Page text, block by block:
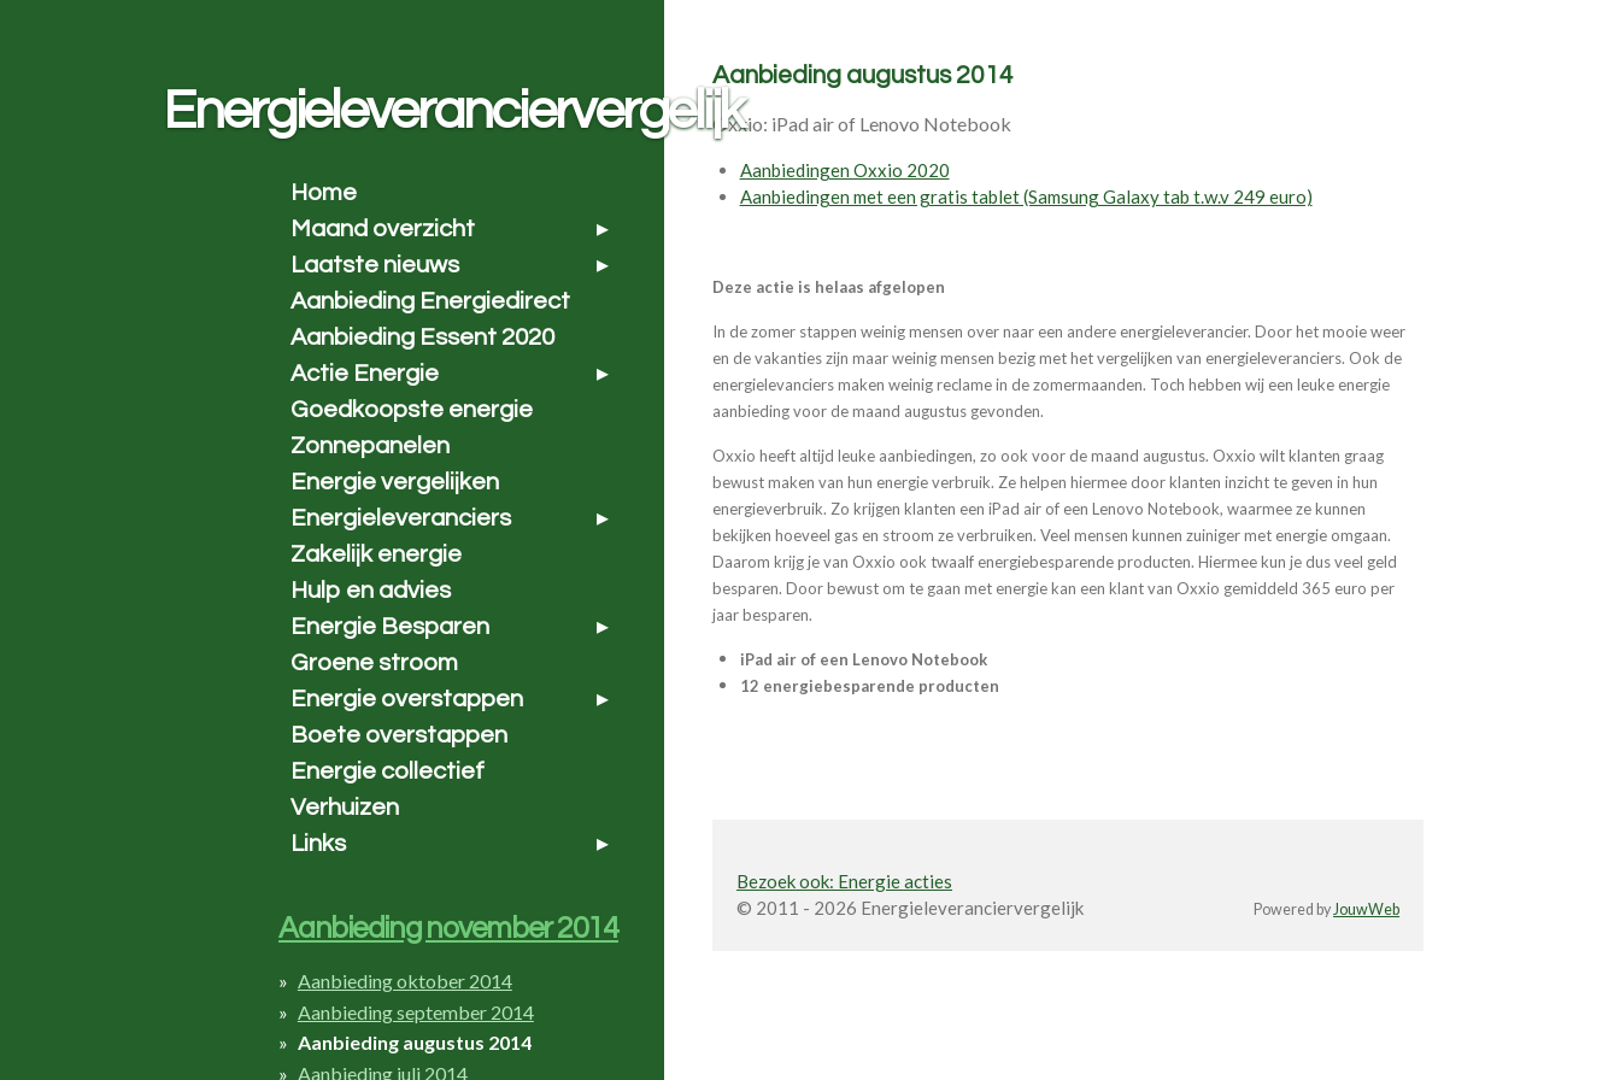
Aanbieding augustus 2014
Oxxio: iPad air of Lenovo Notebook
Aanbiedingen Oxxio 2020
Aanbiedingen met een gratis tablet (Samsung Galaxy tab t.w.v 249 euro)
Deze actie is helaas afgelopen
In de zomer stappen weinig mensen over naar een andere energieleverancier. Door het mooie weer
en de vakanties zijn maar weinig mensen bezig met het vergelijken van energieleveranciers. Ook de
energielevanciers maken weinig reclame in de zomermaanden. Toch hebben wij een leuke energie
aanbieding voor de maand augustus gevonden.
Oxxio heeft altijd leuke aanbiedingen, zo ook voor de maand augustus. Oxxio wilt klanten graag
bewust maken van hun energie verbruik. Ze helpen hiermee door klanten inzicht te geven in hun
energieverbruik. Zo krijgen klanten een iPad air of een Lenovo Notebook, waarmee ze kunnen
bekijken hoeveel gas en stroom ze verbruiken. Veel mensen kunnen zuiniger met energie omgaan.
Daarom krijg je van Oxxio ook twaalf energiebesparende producten. Hiermee kun je dus veel geld
besparen. Door bewust om te gaan met energie kan een klant van Oxxio gemiddeld 365 euro per
jaar besparen.
iPad air of een Lenovo Notebook
12 energiebesparende producten
Bezoek ook: Energie acties
© 2011 - 2026 Energieleveranciervergelijk
Powered byJouwWeb
Energieleveranciervergelijk
Home
Maand overzicht
Laatste nieuws
Aanbieding Energiedirect
Aanbieding Essent 2020
Actie Energie
Goedkoopste energie
Zonnepanelen
Energie vergelijken
Energieleveranciers
Zakelijk energie
Hulp en advies
Energie Besparen
Groene stroom
Energie overstappen
Boete overstappen
Energie collectief
Verhuizen
Links
Aanbieding november 2014
Aanbieding oktober 2014
Aanbieding september 2014
Aanbieding augustus 2014
Aanbieding juli 2014